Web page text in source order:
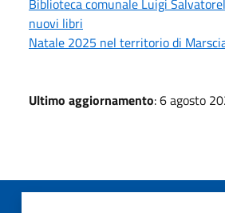
nuovi libri
Natale 2025 nel territorio di
Ultimo aggiornamento: 6 agosto